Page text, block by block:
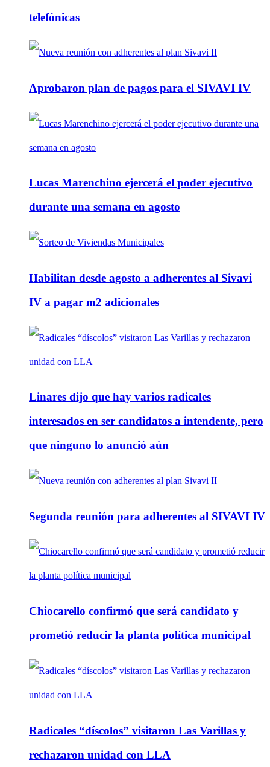
telefónicas
Aprobaron plan de pagos para el SIVAVI IV
Lucas Marenchino ejercerá el poder ejecutivo
durante una semana en agosto
Habilitan desde agosto a adherentes al Sivavi
IV a pagar m2 adicionales
Linares dijo que hay varios radicales
interesados en ser candidatos a intendente, pero
que ninguno lo anunció aún
Segunda reunión para adherentes al SIVAVI IV
Chiocarello confirmó que será candidato y
prometió reducir la planta política municipal
Radicales “díscolos” visitaron Las Varillas y
rechazaron unidad con LLA